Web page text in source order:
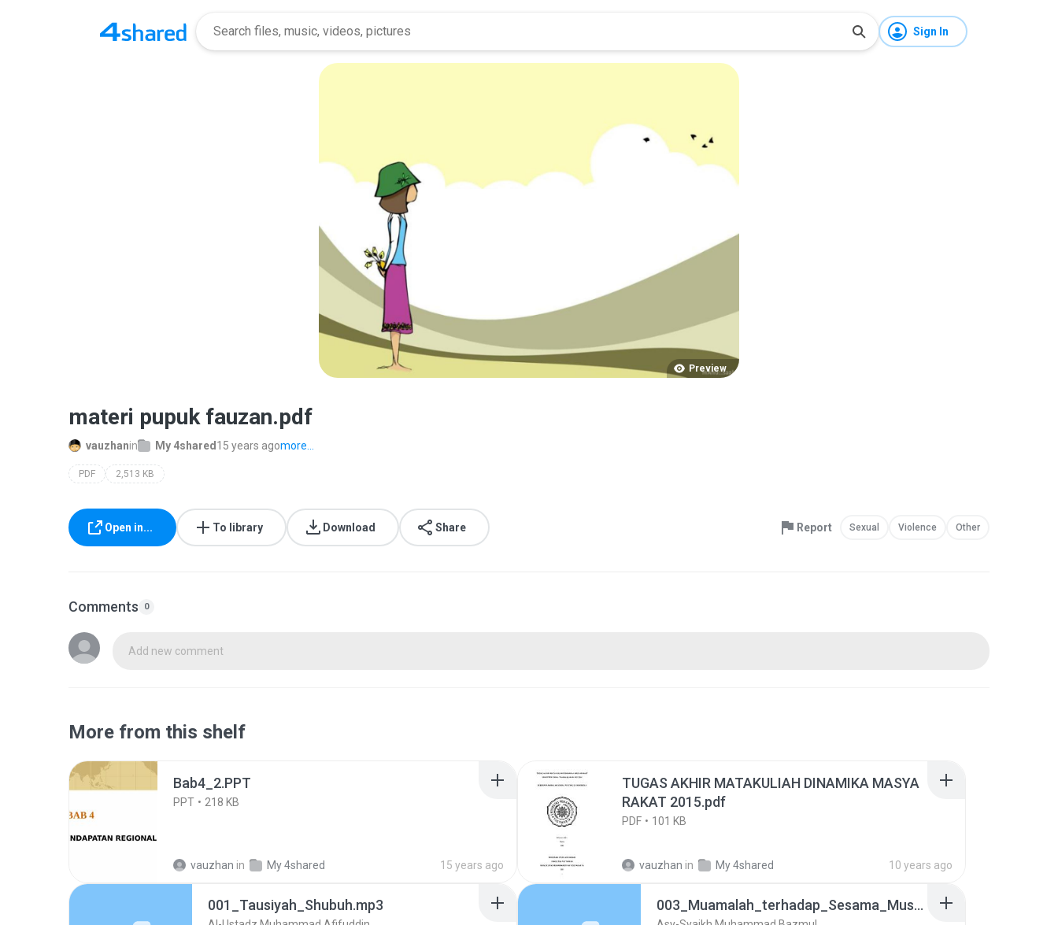
Sign In
Preview
materi pupuk fauzan.pdf
vauzhanin My 4shared 15 years agomore...
PDF 2,513 KB
Open in... To library Download Share Report Sexual Violence Other
Comments 0
Add new comment
More from this shelf
Bab4_2.PPT
PPT 218 KB
vauzhan in My 4shared 15 years ago
TUGAS AKHIR MATAKULIAH DINAMIKA MASYA
RAKAT 2015.pdf
PDF 101 KB
vauzhan in My 4shared 10 years ago
001_Tausiyah_Shubuh.mp3 003_Muamalah_terhadap_Sesama_Muslim_04